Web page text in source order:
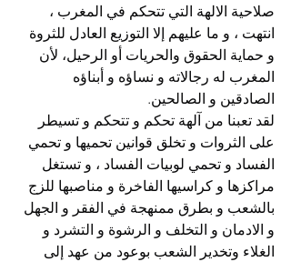
صلاحية الالهة التي تتحكم في المغرب ،
انتهت ، و ما عليهم إلا التوزيع العادل للثروة
و حماية الحقوق والحريات أو الرحيل، لأن
المغرب له رجالاته و نساؤه و أبناؤه
الصادقين و الصالحين.
لقد تعبنا من آلهة تحكم و تتحكم و تسيطر
على الثروات و تخلق قوانين تحميها و تحمي
الفساد و تحمي لوبيات الفساد ، و تستغل
مراكزها و كراسيها الفاخرة و مناصبها للزج
بالشعب و بطرق ممنهجة في الفقر و الجهل
و الادمان و التخلف و الرشوة و التشرد و
الغلاء وتخدير الشعب بوعود من عهد إلى